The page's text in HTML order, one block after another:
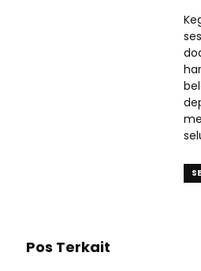
Pos Terkait